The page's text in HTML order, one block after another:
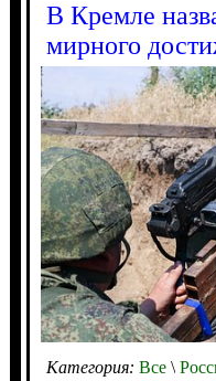
В Кремле
мирного
Категория: Все\